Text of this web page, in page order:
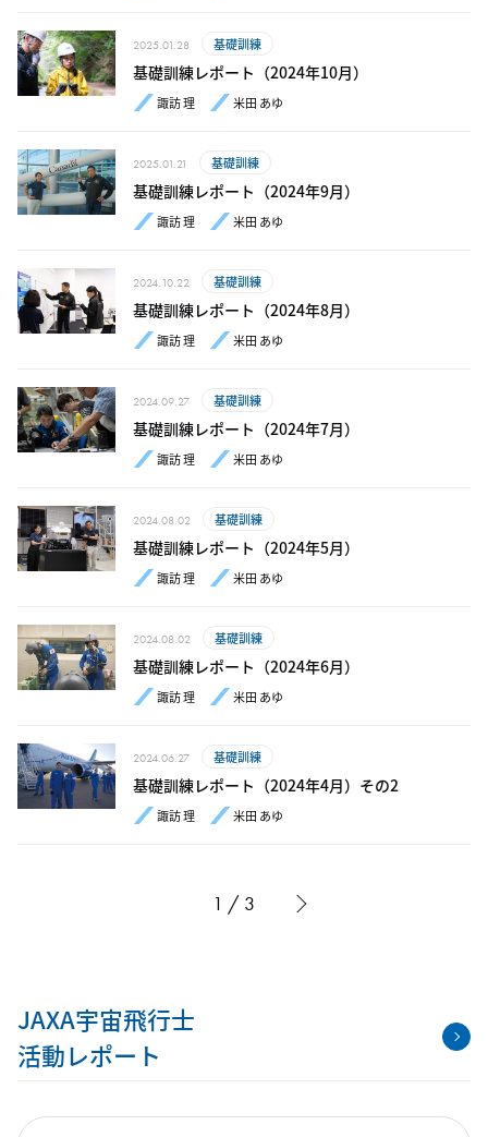
2025.01.28 基礎訓練
基礎訓練レポート（2024年10月）
諏訪 理 米田 あゆ
2025.01.21 基礎訓練
基礎訓練レポート（2024年9月）
諏訪 理 米田 あゆ
2024.10.22 基礎訓練
基礎訓練レポート（2024年8月）
諏訪 理 米田 あゆ
2024.09.27 基礎訓練
基礎訓練レポート（2024年7月）
諏訪 理 米田 あゆ
2024.08.02 基礎訓練
基礎訓練レポート（2024年5月）
諏訪 理 米田 あゆ
2024.08.02 基礎訓練
基礎訓練レポート（2024年6月）
諏訪 理 米田 あゆ
2024.06.27 基礎訓練
基礎訓練レポート（2024年4月）その2
諏訪 理 米田 あゆ
1 / 3
JAXA宇宙飛行士
活動レポート